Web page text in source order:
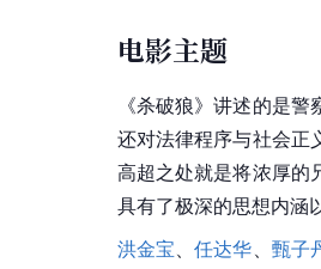
电影主题
《杀破狼》讲述的是
还对法律程序与社会正
高超之处就是将浓厚的
具有了极深的思想内涵
洪金宝、任达华、 甄子